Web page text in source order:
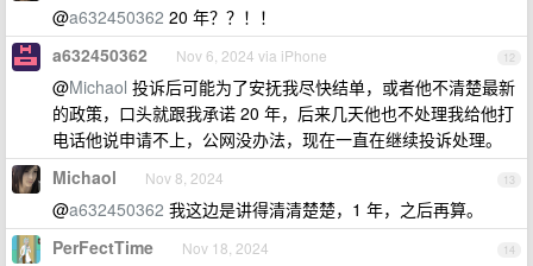
@a632450362 20 年？？！！
12
a632450362 Nov 6, 2024 via iPhone
@Michaol 投诉后可能为了安抚我尽快结单，或者他不清楚最新
的政策，口头就跟我承诺 20 年，后来几天他也不处理我给他打
电话他说申请不上，公网没办法，现在一直在继续投诉处理。
13
Michaol Nov 8, 2024
@a632450362 我这边是讲得清清楚楚，1 年，之后再算。
14
PerFectTime Nov 18, 2024